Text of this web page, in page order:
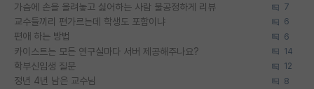
가슴에 손을 올려놓고 싫어하는 사람 불공정하게 리뷰 7
교수들끼리 편가르는데 학생도 포함이냐 6
편애 하는 방법 6
카이스트는 모든 연구실마다 서버 제공해주나요? 14
학부신입생 질문 12
정년 4년 남은 교수님 8